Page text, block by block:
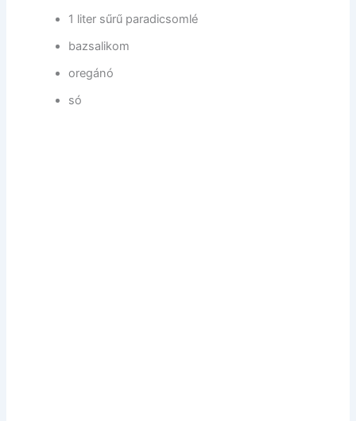
1 liter sűrű paradicsomlé
bazsalikom
oregánó
só